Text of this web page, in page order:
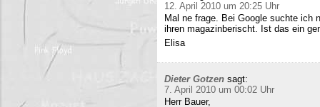
12. April 2010 um 20:25 Uhr
Mal ne frage. Bei Google suchte ich
ihren magazinberischt. Ist das ein
Elisa
Dieter Gotzen sagt:
7. April 2010 um 00:02 Uhr
Herr Bauer,